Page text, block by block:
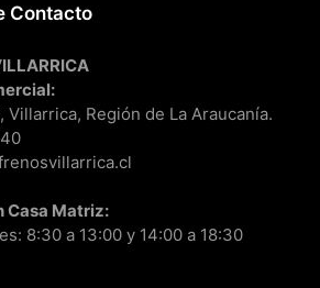
Contacto
Villarrica, Región de La Araucanía.
Casa Matriz:
8:30 a 13:00 y 14:00 a 18:30